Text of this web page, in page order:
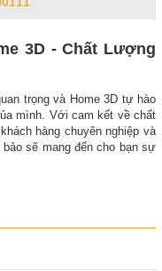
3D - Chất Lượng
trọng và Home 3D tự hào
mình. Với cam kết về chất
hàng chuyên nghiệp và
sẽ mang đến cho bạn sự